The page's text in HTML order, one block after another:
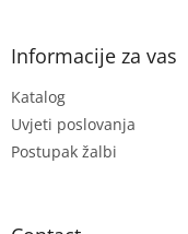
Informacije za vas
Katalog
Uvjeti poslovanja
Postupak žalbi